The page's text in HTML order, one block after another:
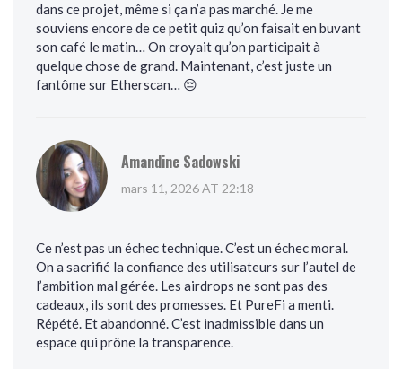
dans ce projet, même si ça n’a pas marché. Je me
souviens encore de ce petit quiz qu’on faisait en buvant
son café le matin… On croyait qu’on participait à
quelque chose de grand. Maintenant, c’est juste un
fantôme sur Etherscan… 😔
Amandine Sadowski
mars 11, 2026 AT 22:18
Ce n’est pas un échec technique. C’est un échec moral.
On a sacrifié la confiance des utilisateurs sur l’autel de
l’ambition mal gérée. Les airdrops ne sont pas des
cadeaux, ils sont des promesses. Et PureFi a menti.
Répété. Et abandonné. C’est inadmissible dans un
espace qui prône la transparence.